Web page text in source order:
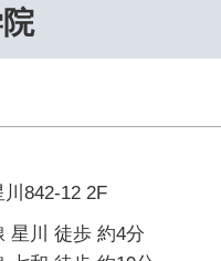
842-12 2F
星川 徒歩 約4分